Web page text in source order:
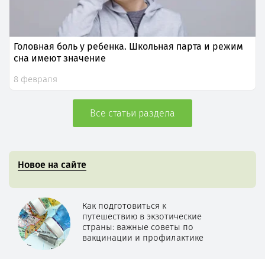
Головная боль у ребенка. Школьная парта и режим
сна имеют значение
8 февраля
Все статьи раздела
Новое на сайте
Как подготовиться к
путешествию в экзотические
страны: важные советы по
вакцинации и профилактике